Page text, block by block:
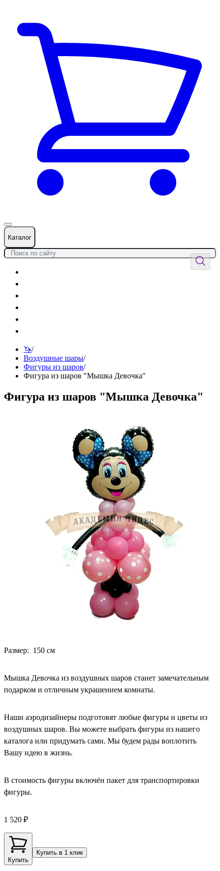
Каталог
🦄/
Воздушные шары/
Фигуры из шаров/
Фигура из шаров "Мышка Девочка"
Фигура из шаров "Мышка Девочка"
Размер: 150 см
Мышка Девочка из воздушных шаров станет замечательным
подарком и отличным украшением комнаты.
Наши аэродизайнеры подготовят любые фигуры и цветы из
воздушных шаров. Вы можете выбрать фигуры из нашего
каталога или придумать сами. Мы будем рады воплотить
Вашу идею в жизнь.
В стоимость фигуры включён пакет для транспортировки
фигуры.
1 520 ₽
Купить
Купить в 1 клик